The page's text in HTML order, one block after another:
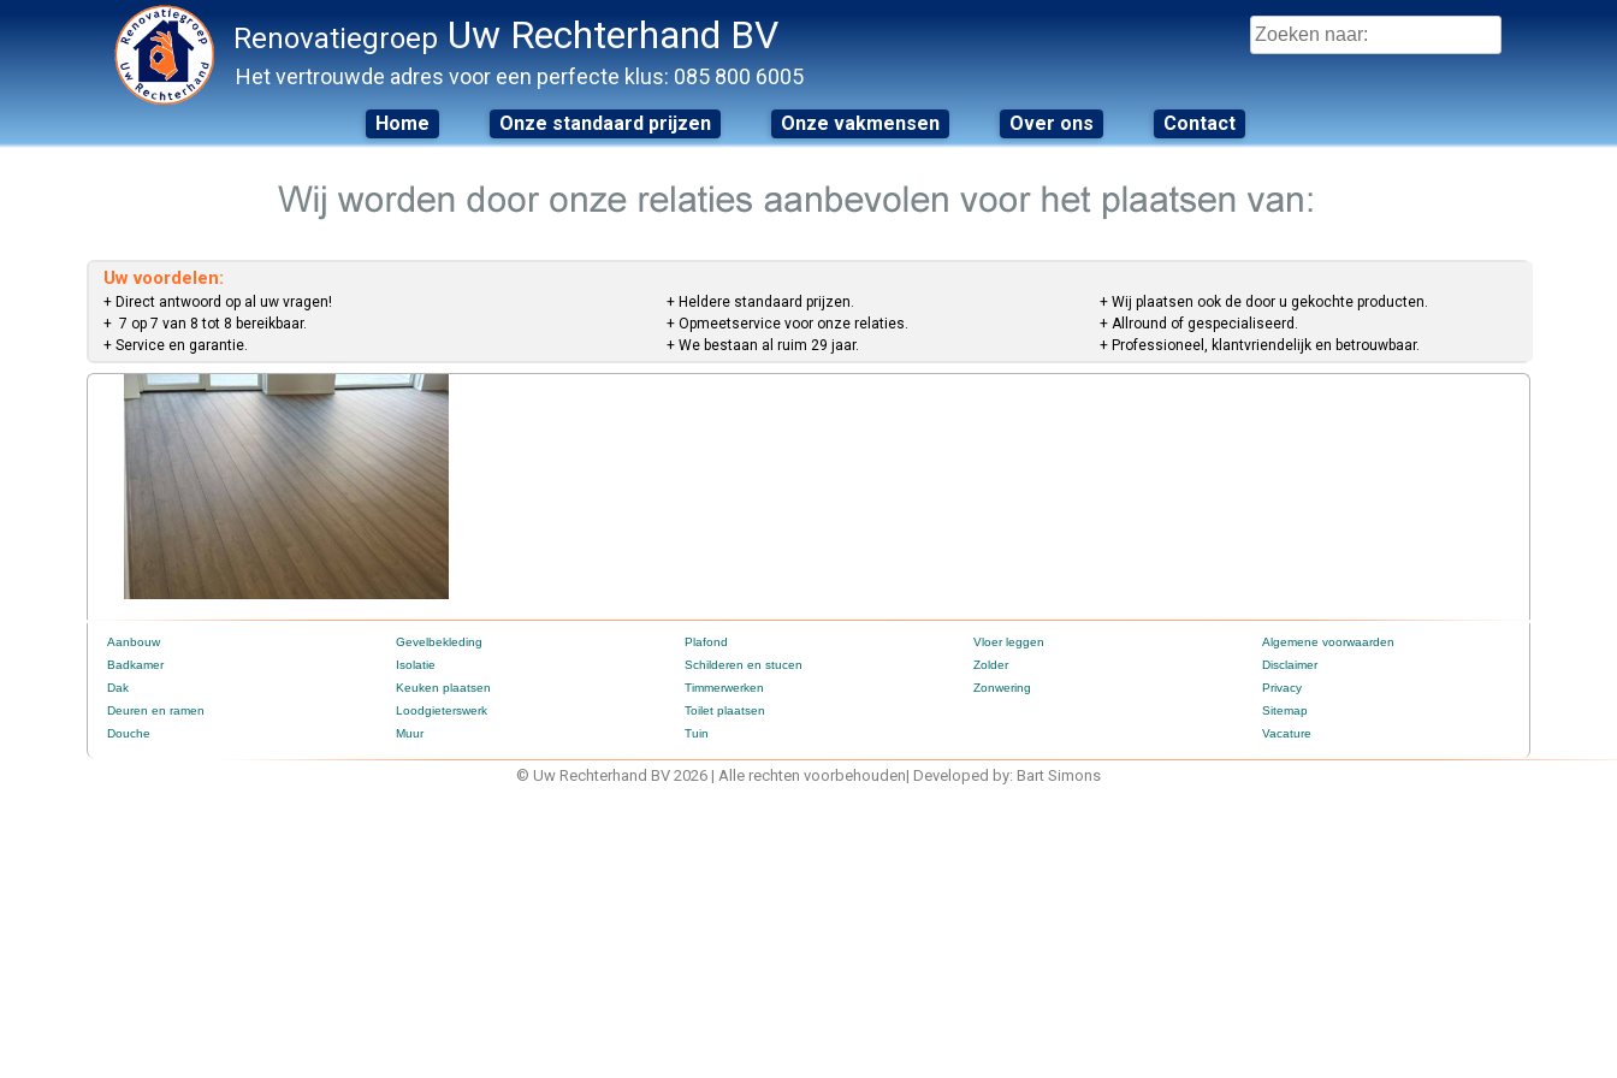
Renovatiegroep Uw Rechterhand BV
Het vertrouwde adres voor een perfecte klus: 085 800 6005
Zoeken
naar:
Home Onze standaard prijzen Onze vakmensen Over ons Contact
Uw voordelen:
+ Direct antwoord op al uw vragen!
+ 7 op 7 van 8 tot 8 bereikbaar.
+ Service en garantie.
+ Heldere standaard prijzen.
+ Opmeetservice voor onze relaties.
+ We bestaan al ruim 29 jaar.
+ Wij plaatsen ook de door u gekochte producten.
+ Allround of gespecialiseerd.
+ Professioneel, klantvriendelijk en betrouwbaar.
Aanbouw
Badkamer
Dak
Deuren en ramen
Douche
Gevelbekleding
Isolatie
Keuken plaatsen
Loodgieterswerk
Muur
Plafond
Schilderen en stucen
Timmerwerken
Toilet plaatsen
Tuin
Vloer leggen
Zolder
Zonwering
Algemene voorwaarden
Disclaimer
Privacy
Sitemap
Vacature
© Uw Rechterhand BV 2026 | Alle rechten voorbehouden| Developed by: Bart Simons